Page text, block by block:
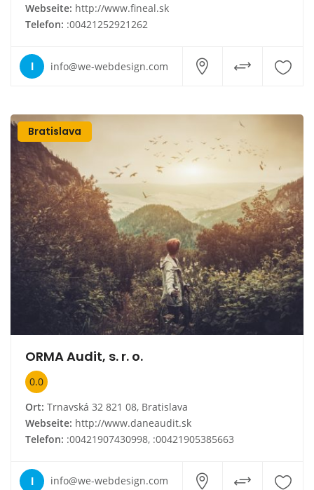
Webseite: http://www.fineal.sk
Telefon: :00421252921262
I info@we-webdesign.com
Bratislava
ORMA Audit, s. r. o.
0.0
Ort: Trnavská 32 821 08, Bratislava
Webseite: http://www.daneaudit.sk
Telefon: :00421907430998, :00421905385663
I info@we-webdesign.com